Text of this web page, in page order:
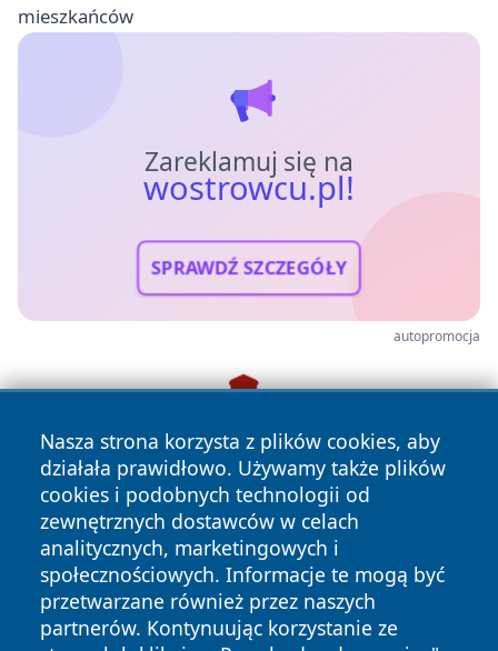
mieszkańców
Zareklamuj się na
wostrowcu.pl!
SPRAWDŹ SZCZEGÓŁY
autopromocja
Nasza strona korzysta z plików cookies, aby
działała prawidłowo. Używamy także plików
cookies i podobnych technologii od
zewnętrznych dostawców w celach
analitycznych, marketingowych i
społecznościowych. Informacje te mogą być
przetwarzane również przez naszych
partnerów. Kontynuując korzystanie ze